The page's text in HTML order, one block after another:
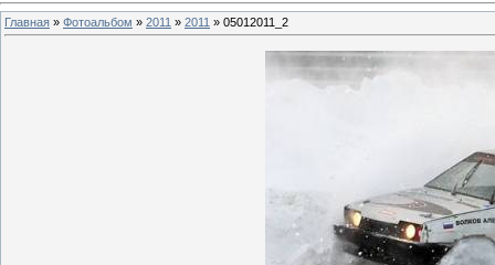
Главная » Фотоальбом » 2011 » 2011 » 05012011_2